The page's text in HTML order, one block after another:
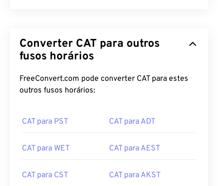
Converter CAT para outros
fusos horários
FreeConvert.com pode converter CAT para estes
outros fusos horários:
CAT para PST CAT para ADT
CAT para WET CAT para AEST
CAT para CST CAT para AKST